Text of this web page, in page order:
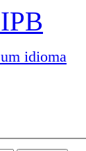
idioma